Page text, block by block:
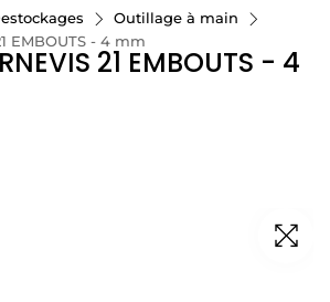
Outillage à main
EMBOUTS - 4 mm
21 EMBOUTS - 4